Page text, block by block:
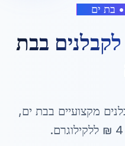
• בת ים
בבת
מקצועיים בבת ים,
4 ₪ ללקילוגרם.